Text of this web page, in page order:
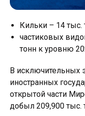
Кильки – 14 тыс.
частиковых
тонн к уровню
В исключительных
иностранных
открытой части
добыл 209,900 тыс.